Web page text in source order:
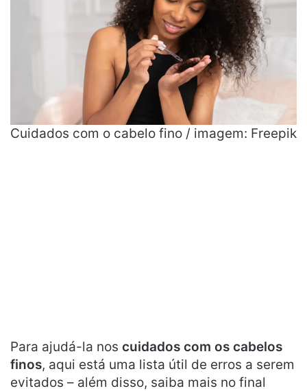
Cuidados com o cabelo fino / imagem: Freepik
Para ajudá-la nos cuidados com os cabelos
finos, aqui está uma lista útil de erros a serem
evitados – além disso, saiba mais no final